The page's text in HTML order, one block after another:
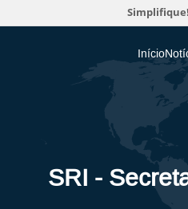
Simplifique!
Início
SRI -